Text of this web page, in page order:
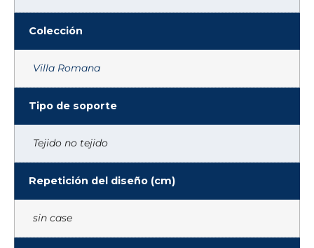
Colección
Villa Romana
Tipo de soporte
Tejido no tejido
Repetición del diseño (cm)
sin case